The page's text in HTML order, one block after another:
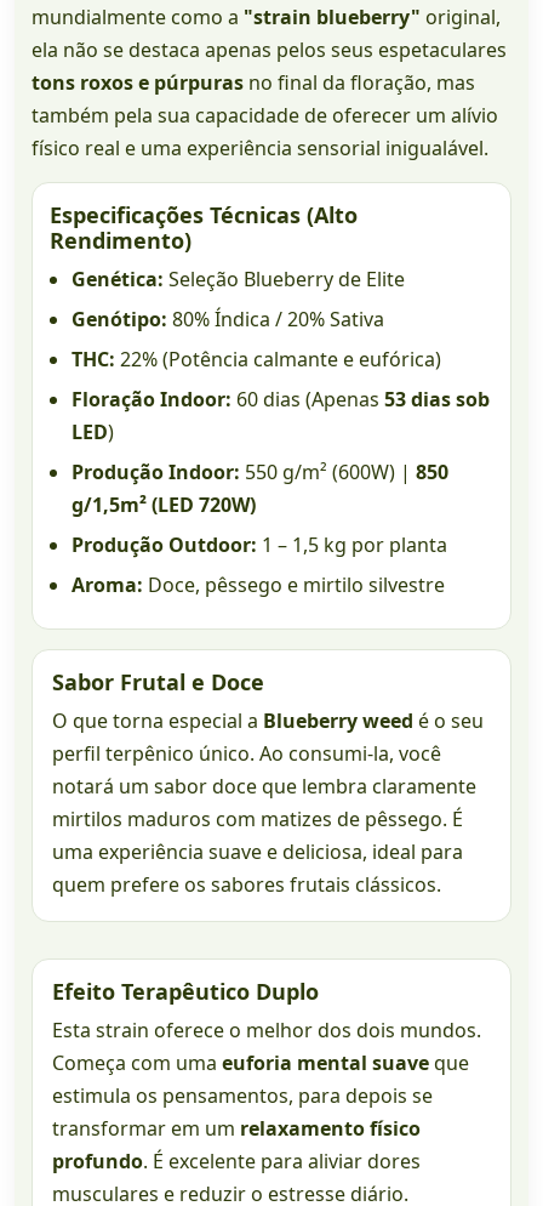
mundialmente como a "strain blueberry" original,
ela não se destaca apenas pelos seus espetaculares
tons roxos e púrpuras no final da floração, mas
também pela sua capacidade de oferecer um alívio
físico real e uma experiência sensorial inigualável.
Especificações Técnicas (Alto
Rendimento)
Genética: Seleção Blueberry de Elite
Genótipo: 80% Índica / 20% Sativa
THC: 22% (Potência calmante e eufórica)
Floração Indoor: 60 dias (Apenas 53 dias sob
LED)
Produção Indoor: 550 g/m² (600W) | 850
g/1,5m² (LED 720W)
Produção Outdoor: 1 – 1,5 kg por planta
Aroma: Doce, pêssego e mirtilo silvestre
Sabor Frutal e Doce
O que torna especial a Blueberry weed é o seu
perfil terpênico único. Ao consumi-la, você
notará um sabor doce que lembra claramente
mirtilos maduros com matizes de pêssego. É
uma experiência suave e deliciosa, ideal para
quem prefere os sabores frutais clássicos.
Efeito Terapêutico Duplo
Esta strain oferece o melhor dos dois mundos.
Começa com uma euforia mental suaveque
estimula os pensamentos, para depois se
transformar em um relaxamento físico
profundo. É excelente para aliviar dores
musculares e reduzir o estresse diário.